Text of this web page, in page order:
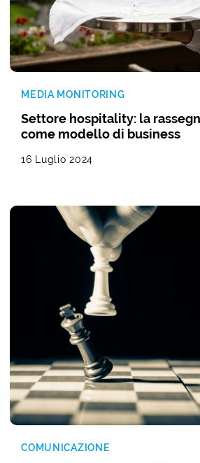
MEDIA MONITORING
Settore hospitality: la
come modello di business
16 Luglio 2024
COMUNICAZIONE